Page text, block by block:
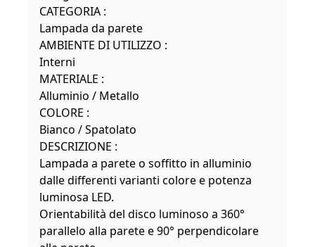
CATEGORIA :
Lampada da parete
AMBIENTE DI UTILIZZO :
Interni
MATERIALE :
Alluminio / Metallo
COLORE :
Bianco / Spatolato
DESCRIZIONE :
Lampada a parete o soffitto in alluminio
dalle differenti varianti colore e potenza
luminosa LED.
Orientabilità del disco luminoso a 360°
parallelo alla parete e 90° perpendicolare